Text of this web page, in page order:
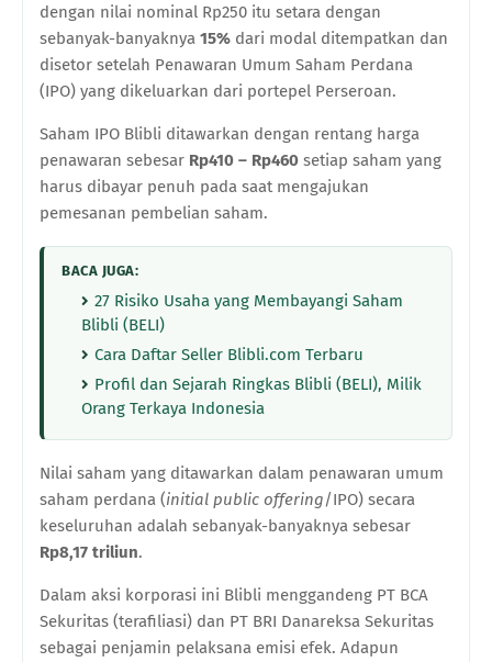
dengan nilai nominal Rp250 itu setara dengan
sebanyak-banyaknya 15% dari modal ditempatkan dan
disetor setelah Penawaran Umum Saham Perdana
(IPO) yang dikeluarkan dari portepel Perseroan.
Saham IPO Blibli ditawarkan dengan rentang harga
penawaran sebesar Rp410 – Rp460 setiap saham yang
harus dibayar penuh pada saat mengajukan
pemesanan pembelian saham.
BACA JUGA:
27 Risiko Usaha yang Membayangi Saham
Blibli (BELI)
Cara Daftar Seller Blibli.com Terbaru
Profil dan Sejarah Ringkas Blibli (BELI), Milik
Orang Terkaya Indonesia
Nilai saham yang ditawarkan dalam penawaran umum
saham perdana (initial public offering/IPO) secara
keseluruhan adalah sebanyak-banyaknya sebesar
Rp8,17 triliun.
Dalam aksi korporasi ini Blibli menggandeng PT BCA
Sekuritas (terafiliasi) dan PT BRI Danareksa Sekuritas
sebagai penjamin pelaksana emisi efek. Adapun